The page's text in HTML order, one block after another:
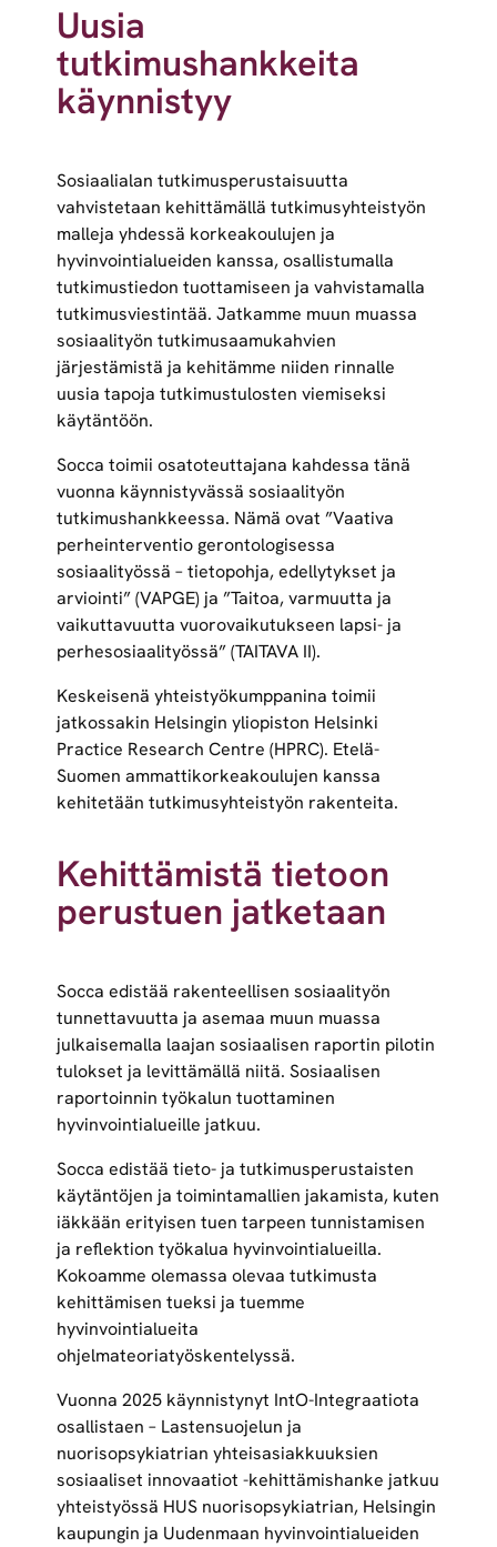
Uusia
tutkimushankkeita
käynnistyy
Sosiaalialan tutkimusperustaisuutta
vahvistetaan kehittämällä tutkimusyhteistyön
malleja yhdessä korkeakoulujen ja
hyvinvointialueiden kanssa, osallistumalla
tutkimustiedon tuottamiseen ja vahvistamalla
tutkimusviestintää. Jatkamme muun muassa
sosiaalityön tutkimusaamukahvien
järjestämistä ja kehitämme niiden rinnalle
uusia tapoja tutkimustulosten viemiseksi
käytäntöön.
Socca toimii osatoteuttajana kahdessa tänä
vuonna käynnistyvässä sosiaalityön
tutkimushankkeessa. Nämä ovat ”Vaativa
perheinterventio gerontologisessa
sosiaalityössä – tietopohja, edellytykset ja
arviointi” (VAPGE) ja ”Taitoa, varmuutta ja
vaikuttavuutta vuorovaikutukseen lapsi- ja
perhesosiaalityössä” (TAITAVA II).
Keskeisenä yhteistyökumppanina toimii
jatkossakin Helsingin yliopiston Helsinki
Practice Research Centre (HPRC). Etelä-
Suomen ammattikorkeakoulujen kanssa
kehitetään tutkimusyhteistyön rakenteita.
Kehittämistä tietoon
perustuen jatketaan
Socca edistää rakenteellisen sosiaalityön
tunnettavuutta ja asemaa muun muassa
julkaisemalla laajan sosiaalisen raportin pilotin
tulokset ja levittämällä niitä. Sosiaalisen
raportoinnin työkalun tuottaminen
hyvinvointialueille jatkuu.
Socca edistää tieto- ja tutkimusperustaisten
käytäntöjen ja toimintamallien jakamista, kuten
iäkkään erityisen tuen tarpeen tunnistamisen
ja reflektion työkalua hyvinvointialueilla.
Kokoamme olemassa olevaa tutkimusta
kehittämisen tueksi ja tuemme
hyvinvointialueita
ohjelmateoriatyöskentelyssä.
Vuonna 2025 käynnistynyt IntO-Integraatiota
osallistaen – Lastensuojelun ja
nuorisopsykiatrian yhteisasiakkuuksien
sosiaaliset innovaatiot -kehittämishanke jatkuu
yhteistyössä HUS nuorisopsykiatrian, Helsingin
kaupungin ja Uudenmaan hyvinvointialueiden